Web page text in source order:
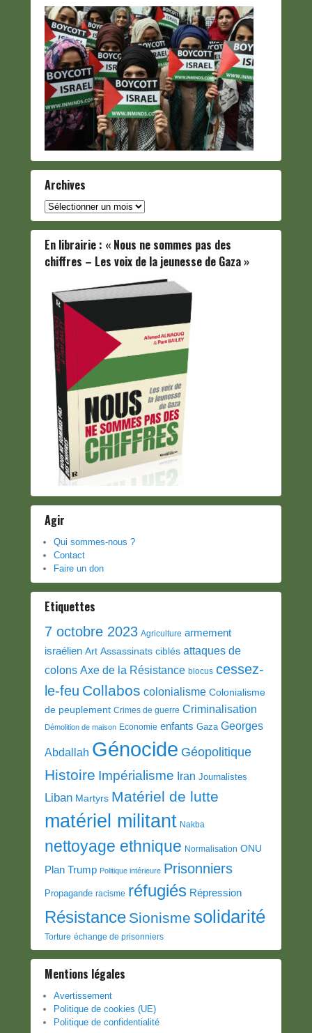
Archives
Archives
En librairie : « Nous ne sommes pas des
chiffres – Les voix de la jeunesse de Gaza »
Agir
Qui sommes-nous ?
Contact
Faire un don
Etiquettes
7 octobre 2023 Agriculture armement
israélien Art Assassinats ciblés attaques de
colons Axe de la Résistance blocus cessez-
le-feu Collabos colonialisme Colonialisme
de peuplement Crimes de guerre Criminalisation
Démolition de maison Economie enfants Gaza Georges
Abdallah Génocide Géopolitique
Histoire Impérialisme Iran Journalistes
Liban Martyrs Matériel de lutte
matériel militant Nakba
nettoyage ethnique Normalisation ONU
Plan Trump Politique intérieure Prisonniers
Propagande racisme réfugiés Répression
Résistance Sionisme solidarité
Torture échange de prisonniers
Mentions légales
Avertissement
Politique de cookies (UE)
Politique de confidentialité